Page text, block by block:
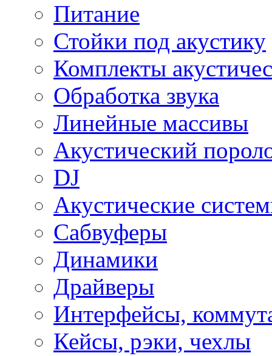
Питание
Стойки под акустику
Комплекты
Обработка звука
Линейные массивы
Акустический
DJ
Акустические
Сабвуферы
Динамики
Драйверы
Интерфейсы,
Кейсы, рэки, чехлы